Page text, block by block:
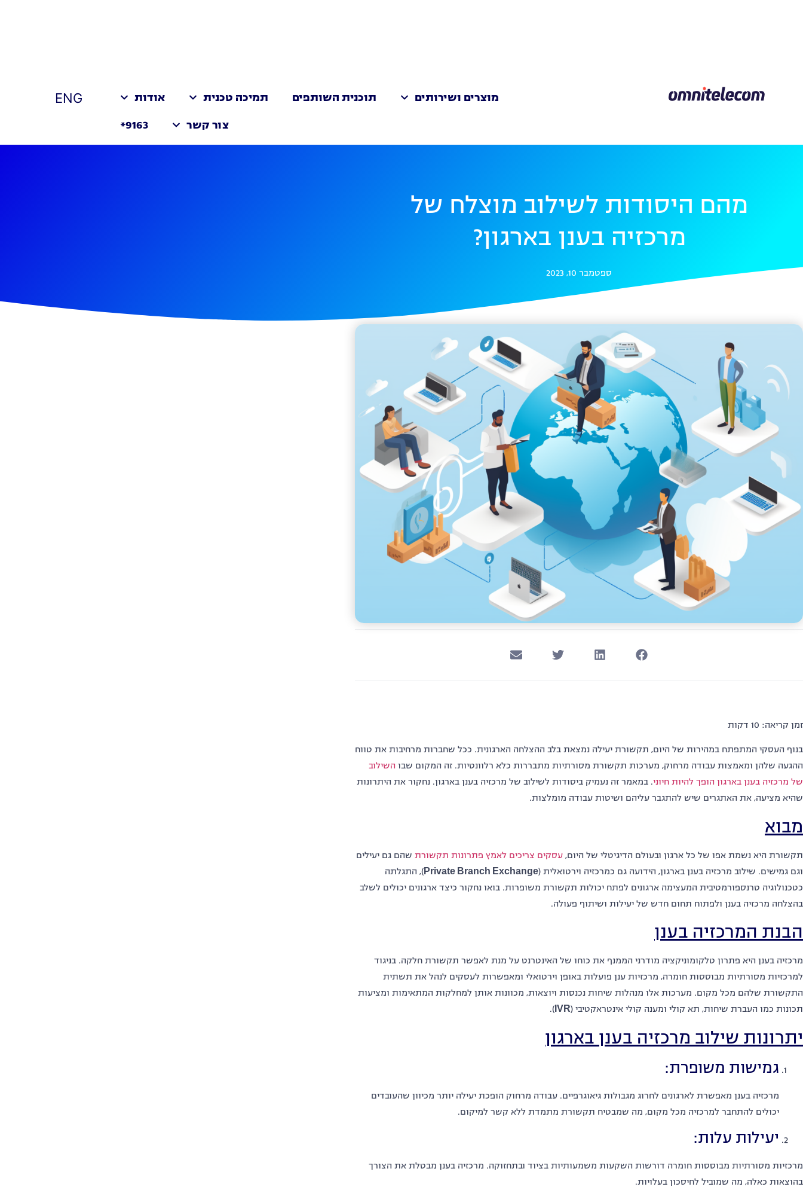
מוצרים ושירותים תוכנית השותפים תמיכה טכנית אודות
צור קשר 9163*
ENG
מהם היסודות לשילוב מוצלח של
מרכזיה בענן בארגון?
ספטמבר 10, 2023
זמן קריאה: 10 דקות
בנוף העסקי המתפתח במהירות של היום, תקשורת יעילה נמצאת בלב ההצלחה הארגונית. ככל שחברות מרחיבות את טווח
ההגעה שלהן ומאמצות עבודה מרחוק, מערכות תקשורת מסורתיות מתבררות כלא רלוונטיות. זה המקום שבו השילוב
של מרכזיה בענן בארגון הופך להיות חיוני. במאמר זה נעמיק ביסודות לשילוב של מרכזיה בענן בארגון. נחקור את היתרונות
שהיא מציעה, את האתגרים שיש להתגבר עליהם ושיטות עבודה מומלצות.
מבוא
תקשורת היא נשמת אפו של כל ארגון ובעולם הדיגיטלי של היום, עסקים צריכים לאמץ פתרונות תקשורת שהם גם יעילים
וגם גמישים. שילוב מרכזיה בענן בארגון, הידועה גם כמרכזיה וירטואלית (Private Branch Exchange), התגלתה
כטכנולוגיה טרנספורמטיבית המעצימה ארגונים לפתח יכולות תקשורת משופרות. בואו נחקור כיצד ארגונים יכולים לשלב
בהצלחה מרכזיה בענן ולפתוח תחום חדש של יעילות ושיתוף פעולה.
הבנת המרכזיה בענן
מרכזיה בענן היא פתרון טלקומוניקציה מודרני הממנף את כוחו של האינטרנט על מנת לאפשר תקשורת חלקה. בניגוד
למרכזיות מסורתיות מבוססות חומרה, מרכזיות ענן פועלות באופן וירטואלי ומאפשרות לעסקים לנהל את תשתית
התקשורת שלהם מכל מקום. מערכות אלו מנהלות שיחות נכנסות ויוצאות, מכוונות אותן למחלקות המתאימות ומציעות
תכונות כמו העברת שיחות, תא קולי ומענה קולי אינטראקטיבי (IVR
).
יתרונות שילוב מרכזיה בענן בארגון
גמישות משופרת:
מרכזיה בענן מאפשרת לארגונים לחרוג מגבולות גיאוגרפיים. עבודה מרחוק הופכת יעילה יותר מכיוון שהעובדים
יכולים להתחבר למרכזיה מכל מקום, מה שמבטיח תקשורת מתמדת ללא קשר למיקום.
יעילות עלות:
מרכזיות מסורתיות מבוססות חומרה דורשות השקעות משמעותיות בציוד ובתחזוקה. מרכזיה בענן מבטלת את הצורך
בהוצאות כאלה, מה שמוביל לחיסכון בעלויות.